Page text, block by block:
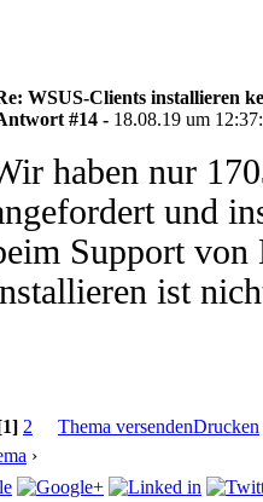
WSUS-Clients installieren
#14 - 18.08.19 um
haben nur
und
Support von
ist
2 Thema versendenDrucken
›